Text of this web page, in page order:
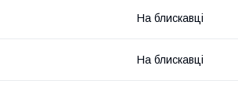
На блискавці
На блискавці